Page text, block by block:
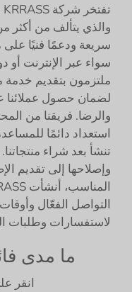
سواء عبر الإنترنت أو
ملتزمون بتقديم خدمة
لضمان حصول
والرضا. فريقنا من
استعداد دائمًا
تنشأ بعد شراء
وإصلاحها إلى تقديم
التواصل الفعّال
لاستفسارات وطلبات
ما مدى
انقر